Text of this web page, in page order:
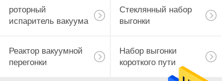
роторный
испаритель вакуума
Стеклянный набор
выгонки
Реактор вакуумной
перегонки
Набор выгонки
короткого пути